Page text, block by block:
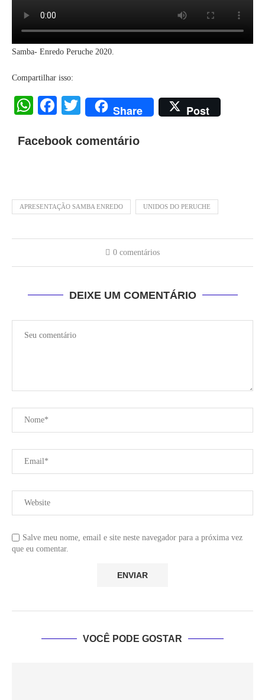
Samba- Enredo Peruche 2020.
Compartilhar isso:
WhatsApp
Facebook
Twitter
Share Post
Facebook comentário
APRESENTAÇÃO SAMBA ENREDO UNIDOS DO PERUCHE
0 comentários
DEIXE UM COMENTÁRIO
Salve meu nome, email e site neste navegador para a próxima vez
que eu comentar.
VOCÊ PODE GOSTAR